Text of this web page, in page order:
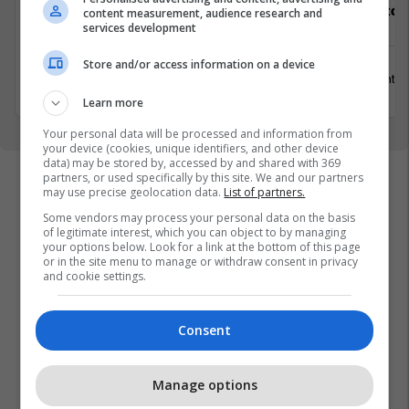
Hybrid Senior Talent Acquisition
Partner
Prishtinë
2 Shtator 2026
Staf
15 Gusht
content measurement, audience research and
services development
Store and/or access information on a device
Learn more
Your personal data will be processed and information from
your device (cookies, unique identifiers, and other device
data) may be stored by, accessed by and shared with 369
partners, or used specifically by this site. We and our partners
may use precise geolocation data. List of partners.
Some vendors may process your personal data on the basis
of legitimate interest, which you can object to by managing
your options below. Look for a link at the bottom of this page
or in the site menu to manage or withdraw consent in privacy
and cookie settings.
Consent
Manage options